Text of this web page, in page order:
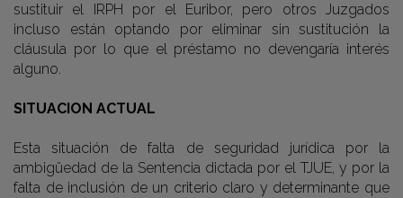
sustituir el IRPH por el Euribor, pero otros Juzgados
incluso están optando por eliminar sin sustitución la
cláusula por lo que el préstamo no devengaría interés
alguno.
SITUACION ACTUAL
Esta situación de falta de seguridad jurídica por la
ambigüedad de la Sentencia dictada por el TJUE, y por la
falta de inclusión de un criterio claro y determinante que